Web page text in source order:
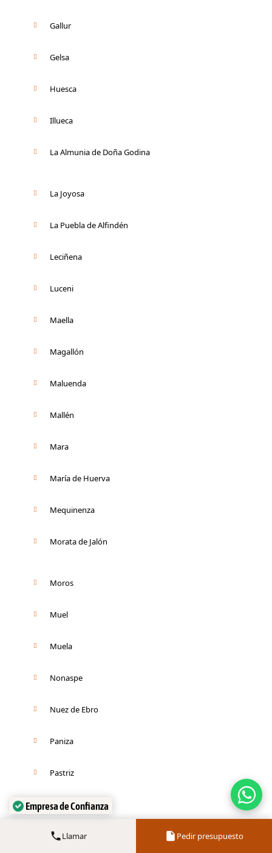
Gallur
Gelsa
Huesca
Illueca
La Almunia de Doña Godina
La Joyosa
La Puebla de Alfindén
Leciñena
Luceni
Maella
Magallón
Maluenda
Mallén
Mara
María de Huerva
Mequinenza
Morata de Jalón
Moros
Muel
Muela
Nonaspe
Nuez de Ebro
Paniza
Pastriz
Pedrola
Pina de Ebro
Llamar Pedir presupuesto
Verificado por:Trustindex